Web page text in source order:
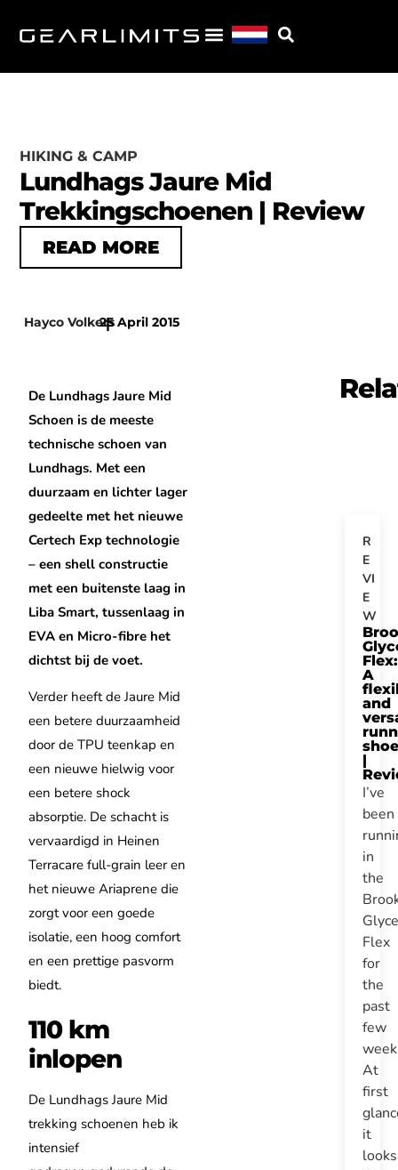
HIKING & CAMP
Lundhags Jaure Mid
Trekkingschoenen | Review
READ MORE
Hayco Volkers
|
25 April 2015
De Lundhags Jaure Mid
Schoen is de meeste
technische schoen van
Lundhags. Met een
duurzaam en lichter lager
gedeelte met het nieuwe
Certech Exp technologie
– een shell constructie
met een buitenste laag in
Liba Smart, tussenlaag in
EVA en Micro-fibre het
dichtst bij de voet.
Verder heeft de Jaure Mid
een betere duurzaamheid
door de TPU teenkap en
een nieuwe hielwig voor
een betere shock
absorptie. De schacht is
vervaardigd in Heinen
Terracare full-grain leer en
het nieuwe Ariaprene die
zorgt voor een goede
isolatie, een hoog comfort
en een prettige pasvorm
biedt.
110 km
inlopen
De Lundhags Jaure Mid
trekking schoenen heb ik
intensief
R
E
VI
E
W
Flex:
A
and
shoe
|
I’ve
been
in
the
Flex
for
the
past
few
At
first
it